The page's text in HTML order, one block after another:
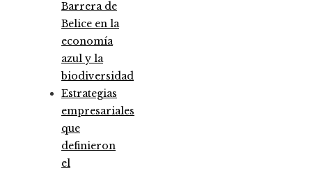
Barrera de
Belice en la
economía
azul y la
biodiversidad
Estrategias
empresariales
que
definieron
el